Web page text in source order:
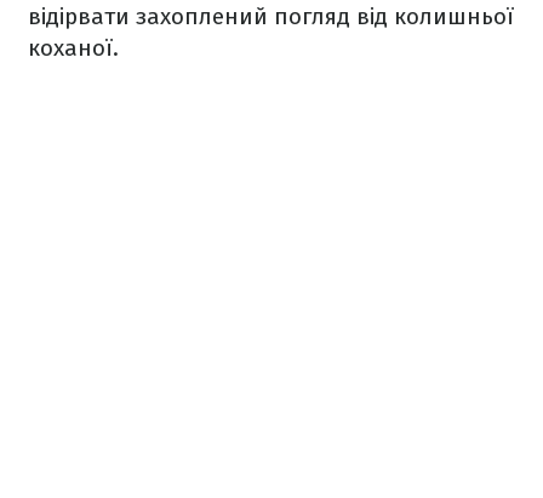
відірвати захоплений погляд від колишньої
коханої.